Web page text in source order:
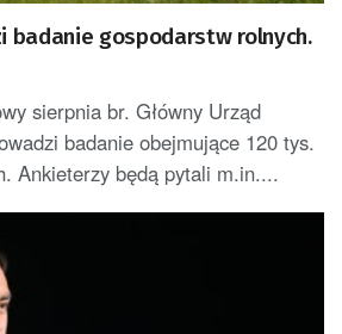
badanie gospodarstw rolnych.
sierpnia br. Główny Urząd
badanie obejmujące 120 tys.
Ankieterzy będą pytali m.in....